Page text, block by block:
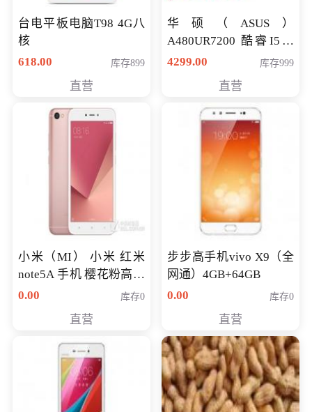
台电平板电脑T98 4G八
核
618.00
库存899
直营
华硕（ASUS）
A480UR7200 酷睿I5超
薄学生办公游戏独显笔
NV930-2G独
4299.00 库存999
直营
小米（MI） 小米 红米
note5A 手机 樱花粉高配
版 全网通(3G+32G)
0.00 库存0
直营
步步高手机vivo X9（全
网通）4GB+64GB
0.00
库存0
直营